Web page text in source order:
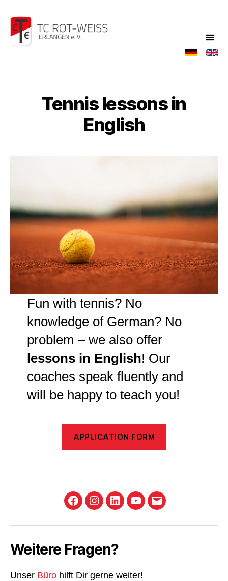
Tennis lessons in
English
Fun with tennis? No
knowledge of German? No
problem – we also offer
lessons in English! Our
coaches speak fluently and
will be happy to teach you!
APPLICATION FORM
FacebookInstagram
LinkedInYouTube
E-
Weitere Fragen?
Unser Büro hilft Dir gerne weiter!